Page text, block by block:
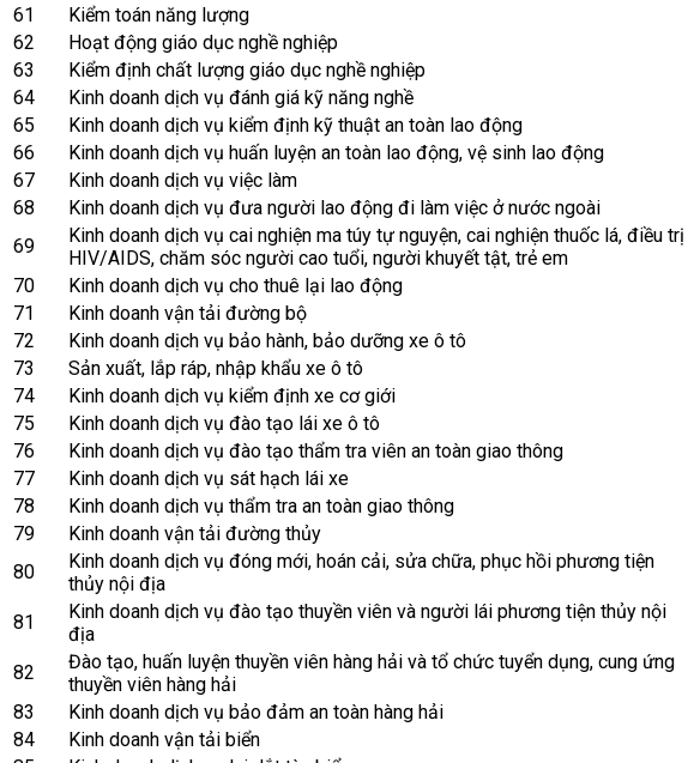
61
Kiểm toán năng lượng
62
Hoạt động giáo dục nghề nghiệp
63
Kiểm định chất lượng giáo dục nghề nghiệp
64
Kinh doanh dịch vụ đánh giá kỹ năng nghề
65
Kinh doanh dịch vụ kiểm định kỹ thuật an toàn lao động
66
Kinh doanh dịch vụ huấn luyện an toàn lao động, vệ sinh lao động
67
Kinh doanh dịch vụ việc làm
68
Kinh doanh dịch vụ đưa người lao động đi làm việc ở nước ngoài
69
Kinh doanh dịch vụ cai nghiện ma túy tự nguyện, cai nghiện thuốc lá, điều trị
HIV/AIDS, chăm sóc người cao tuổi, người khuyết tật, trẻ em
70
Kinh doanh dịch vụ cho thuê lại lao động
71
Kinh doanh vận tải đường bộ
72
Kinh doanh dịch vụ bảo hành, bảo dưỡng xe ô tô
73
Sản xuất, lắp ráp, nhập khẩu xe ô tô
74
Kinh doanh dịch vụ kiểm định xe cơ giới
75
Kinh doanh dịch vụ đào tạo lái xe ô tô
76
Kinh doanh dịch vụ đào tạo thẩm tra viên an toàn giao thông
77
Kinh doanh dịch vụ sát hạch lái xe
78
Kinh doanh dịch vụ thẩm tra an toàn giao thông
79
Kinh doanh vận tải đường thủy
80
Kinh doanh dịch vụ đóng mới, hoán cải, sửa chữa, phục hồi phương tiện
thủy nội địa
81
Kinh doanh dịch vụ đào tạo thuyền viên và người lái phương tiện thủy nội
địa
82
Đào tạo, huấn luyện thuyền viên hàng hải và tổ chức tuyển dụng, cung ứng
thuyền viên hàng hải
83
Kinh doanh dịch vụ bảo đảm an toàn hàng hải
84
Kinh doanh vận tải biển